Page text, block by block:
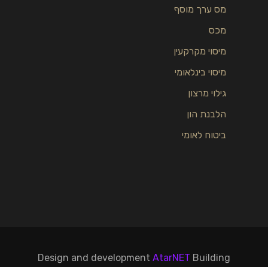
מס ערך מוסף
מכס
מיסוי מקרקעין
מיסוי בינלאומי
גילוי מרצון
הלבנת הון
ביטוח לאומי
Design and development AtarNET Building